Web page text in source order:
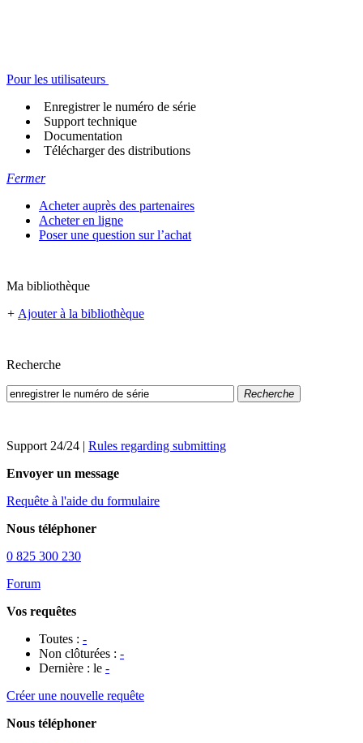
Pour les utilisateurs
Enregistrer le numéro de série
Support technique
Documentation
Télécharger des distributions
Fermer
Acheter auprès des partenaires
Acheter en ligne
Poser une question sur l’achat
Ma bibliothèque
+ Ajouter à la bibliothèque
Recherche
Recherche
Support 24/24 | Rules regarding submitting
Envoyer un message
Requête à l'aide du formulaire
Nous téléphoner
0 825 300 230
Forum
Vos requêtes
Toutes : -
Non clôturées : -
Dernière : le -
Créer une nouvelle requête
Nous téléphoner